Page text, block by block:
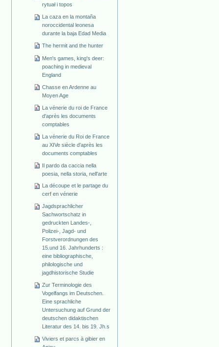
rytuał i topos
La caza en la montaña
noroccidental leonesa
durante la baja Edad Media
The hermit and the hunter
Men's games, king's deer:
poaching in medieval
England
Chasse en Ardenne au
Moyen Age
La vénerie du roi de France
d'après les documents
comptables
La vénerie du Roi de France
au XIVe siècle d'après les
documents comptables
Il pardo da caccia nella
poesia, nella storia, nell'arte
La découpe et le partage du
cerf en vénerie
Jagdsprachlicher
Sachwortschatz in
gedruckten Landes-,
Polizei-, Jagd- und
Forstverordnungen des
15.und 16. Jahrhunderts :
eine bibliographische,
philologische und
jagdhistorische Studie
Zur Terminologie des
Vogelfangs im Deutschen.
Eine sprachliche
Untersuchung auf Grund der
deutschen didaktischen
Literatur des 14. bis 19. Jh.s
Viviers et parcs à gibier en